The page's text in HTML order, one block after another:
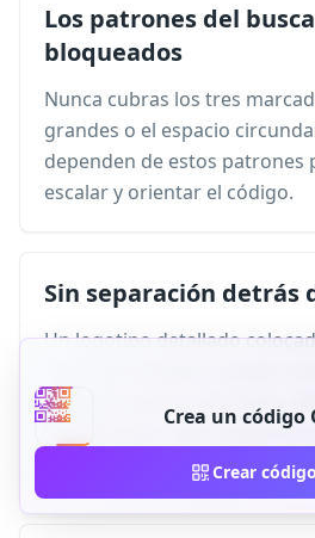
Los patrones del
bloqueados
Nunca cubras los tres
grandes o el espacio
dependen de estos patrones
escalar y orientar el código.
Sin separación detrás
Un logotipo detallado
sobre los módulos puede
pequeño parche de fondo
la separación, pero el parche
datos y debe ser conservador.
Crea un código
Crear